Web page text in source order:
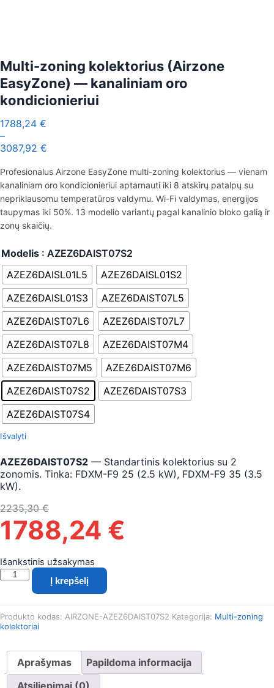
Multi-zoning kolektorius (Airzone
EasyZone) — kanaliniam oro
kondicionieriui
1788,24 €
–
3087,92 €
Profesionalus Airzone EasyZone multi-zoning kolektorius — vienam
kanaliniam oro kondicionieriui aptarnauti iki 8 atskirų patalpų su
nepriklausomu temperatūros valdymu. Wi-Fi valdymas, energijos
taupymas iki 50%. 13 modelio variantų pagal kanalinio bloko galią ir
zonų skaičių.
Modelis : AZEZ6DAIST07S2
AZEZ6DAISL01L5
AZEZ6DAISL01S2
AZEZ6DAISL01S3
AZEZ6DAIST07L5
AZEZ6DAIST07L6
AZEZ6DAIST07L7
AZEZ6DAIST07L8
AZEZ6DAIST07M4
AZEZ6DAIST07M5
AZEZ6DAIST07M6
AZEZ6DAIST07S2
AZEZ6DAIST07S3
AZEZ6DAIST07S4
Išvalyti
AZEZ6DAIST07S2 — Standartinis kolektorius su 2
zonomis. Tinka: FDXM-F9 25 (2.5 kW), FDXM-F9 35 (3.5
kW).
2235,30€
1788,24 €
Išankstinis užsakymas
produkto
kolektorius
kanaliniam
Į krepšelį
Produkto kodas: AIRZONE-AZEZ6DAIST07S2 Kategorija: Multi-zoning
kolektoriai
Aprašymas
Papildoma informacija